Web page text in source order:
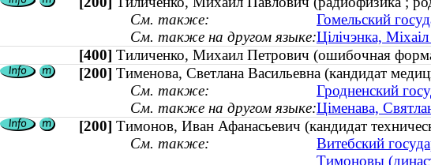
См. также:
Гомельский
См. также на другом языке:Цілічэнка,
[400] Тиличенко, Михаил Петрович (ошибочная
[200] Тименова, Светлана Васильевна (кандидат
См. также:
Гродненский
См. также на другом языке:Ціменава,
[200] Тимонов, Иван Афанасьевич (кандидат
См. также:
Витебский
Тимоновы